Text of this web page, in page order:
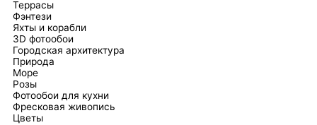
Террасы
Фэнтези
Яхты и корабли
3D фотообои
Городская архитектура
Природа
Море
Розы
Фотообои для кухни
Фресковая живопись
Цветы